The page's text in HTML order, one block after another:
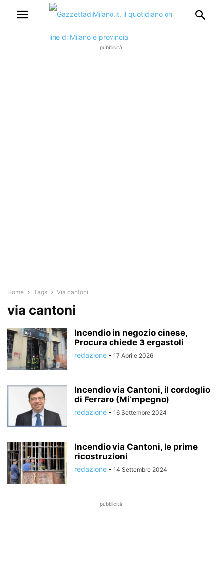
pubblicità
Home Tags Via cantoni
via cantoni
Incendio in negozio cinese,
Procura chiede 3 ergastoli
redazione - 17 Aprile 2026
Incendio via Cantoni, il cordoglio
di Ferraro (Mi’mpegno)
redazione - 16 Settembre 2024
Incendio via Cantoni, le prime
ricostruzioni
redazione - 14 Settembre 2024
pubblicità